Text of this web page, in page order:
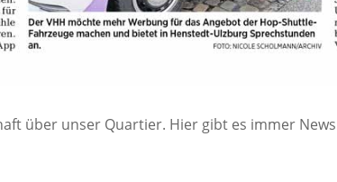
über unser Quartier. Hier gibt es immer